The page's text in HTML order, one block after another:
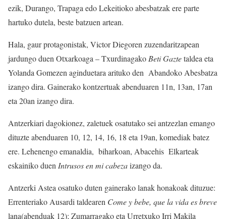
ezik, Durango, Trapaga edo Lekeitioko abesbatzak ere parte
hartuko dutela, beste batzuen artean.
Hala, gaur protagonistak, Victor Diegoren zuzendaritzapean
jardungo duen Otxarkoaga – TxurdinagakoBeti Gaztetaldea eta
Yolanda Gomezen aginduetara arituko den Abandoko Abesbatza
izango dira. Gainerako kontzertuak abenduaren 11n, 13an, 17an
eta 20an izango dira.
Antzerkiari dagokionez, zaletuek osatutako sei antzezlan emango
dituzte abenduaren 10, 12, 14, 16, 18 eta 19an, komediak batez
ere. Lehenengo emanaldia, biharkoan, Abacehis Elkarteak
eskainiko duenIntrusos en mi cabezaizango da.
Antzerki Astea osatuko duten gainerako lanak honakoak dituzue:
Errenteriako Ausardi taldearen Come y bebe, que la vida es breve
lana(abenduak 12); Zumarragako eta Urretxuko Irri Makila